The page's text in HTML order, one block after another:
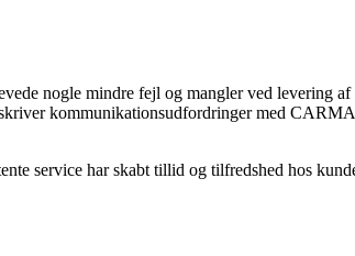
nogle mindre fejl og mangler ved levering af
kommunikationsudfordringer med
service har skabt tillid og tilfredshed hos